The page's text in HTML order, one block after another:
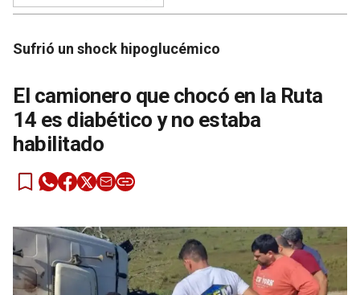
Sufrió un shock hipoglucémico
El camionero que chocó en la Ruta
14 es diabético y no estaba
habilitado